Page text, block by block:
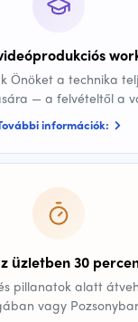
Önöket a technika
— a felvételtől a
információk:
üzletben 30
pillanatok alatt
vagy